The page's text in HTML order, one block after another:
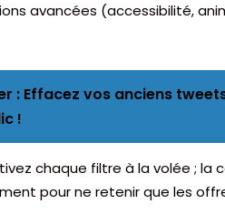
avancées (accessibilité,
: Effacez vos anciens
!
chaque filtre à la volée ; la
pour ne retenir que les